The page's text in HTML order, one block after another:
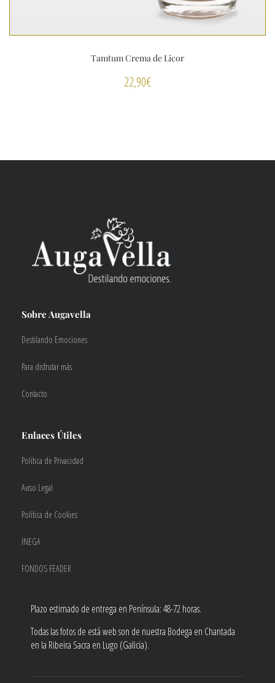
Tamtum Crema de Licor
22,90€
Sobre Augavella
Destilando Emociones
Para disfrutar más
Contacto
Enlaces Útiles
Política de Privacidad
Aviso Legal
Política de Cookies
INEGA
FONDOS FEADER
Plazo estimado de entrega en Península: 48-72 horas.
Todas las fotos de está web son de nuestra Bodega en Chantada
en la Ribeira Sacra en Lugo (Galicia).